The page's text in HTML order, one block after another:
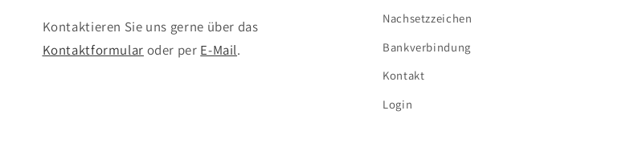
Kontaktieren Sie uns gerne über das
Kontaktformular oder per E-Mail.
Nachsetzzeichen
Bankverbindung
Kontakt
Login